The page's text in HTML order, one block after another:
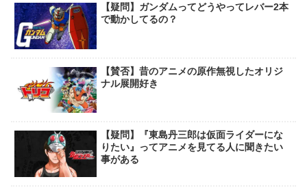
【疑問】ガンダムってどうやってレバー2本
で動かしてるの？
【賛否】昔のアニメの原作無視したオリジ
ナル展開好き
【疑問】『東島丹三郎は仮面ライダーにな
りたい』ってアニメを見てる人に聞きたい
事がある